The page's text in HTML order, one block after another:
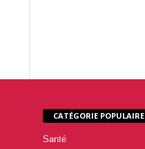
CATÉGORIE POPULAIRE
Santé